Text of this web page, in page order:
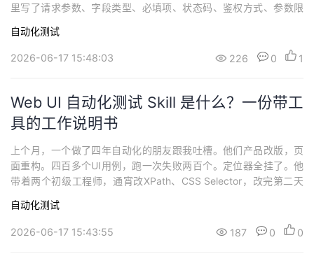
里写了请求参数、字段类型、必填项、状态码、鉴权方式、参数限
字段必填？ 哪些参数要做边界值？ 哪些场景要验证 Token？ 哪些
异常值要覆盖？ 哪些状态码需要断言？ 正常流程、异常流程、安全
自动化测试
2026-06-17 15:48:03 226 0 1
Web UI 自动化测试 Skill 是什么？一份带工
具的工作说明书
上个月，一个做了四年自动化的朋友跟我吐槽。他们产品改版，页
面重构。四百多个UI用例，跑一次失败两百个。定位器全挂了。他
带着两个初级工程师，通宵改XPath、CSS Selector，改完第二天
他，你们有没有试试AI生成动态定位器。他说试了，ChatGPT写出
来的代码跟手动写没什么区别，该断还是断。问题不是AI能不能写
自动化测试
2026-06-17 15:43:55 187 0 0